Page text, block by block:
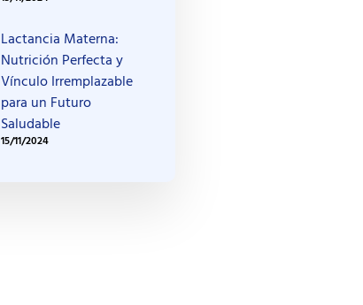
Lactancia Materna:
Nutrición Perfecta y
Vínculo Irremplazable
para un Futuro
Saludable
15/11/2024